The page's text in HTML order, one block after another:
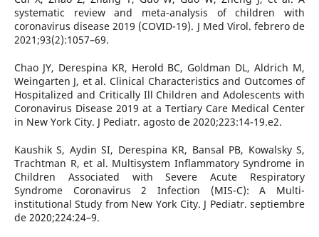
systematic review and meta-analysis of children with
coronavirus disease 2019 (COVID-19). J Med Virol. febrero de
2021;93(2):1057–69.
Chao JY, Derespina KR, Herold BC, Goldman DL, Aldrich M,
Weingarten J, et al. Clinical Characteristics and Outcomes of
Hospitalized and Critically Ill Children and Adolescents with
Coronavirus Disease 2019 at a Tertiary Care Medical Center
in New York City. J Pediatr. agosto de 2020;223:14-19.e2.
Kaushik S, Aydin SI, Derespina KR, Bansal PB, Kowalsky S,
Trachtman R, et al. Multisystem Inflammatory Syndrome in
Children Associated with Severe Acute Respiratory
Syndrome Coronavirus 2 Infection (MIS-C): A Multi-
institutional Study from New York City. J Pediatr. septiembre
de 2020;224:24–9.